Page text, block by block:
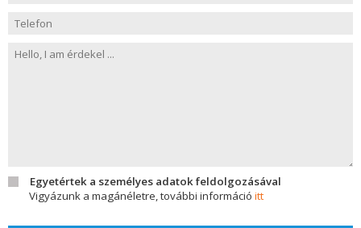
Egyetértek a személyes adatok feldolgozásával
Vigyázunk a magánéletre, további információ itt